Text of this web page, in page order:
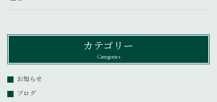
カテゴリー
Categories
お知らせ
ブログ